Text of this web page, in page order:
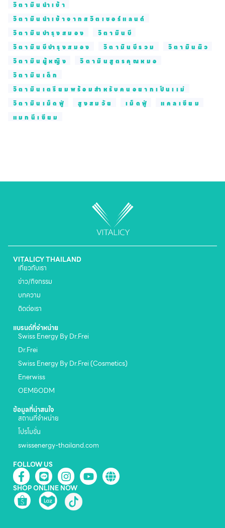
วิตามินนำเข้า
วิตามินนำเข้าจากสวิตเซอร์แลนด์
วิตามินบำรุงสมอง
วิตามินบี
วิตามินบีบำรุงสมอง
วิตามินบีรวม
วิตามินผิว
วิตามินผู้หญิง
วิตามินสูตรคุณหมอ
วิตามินเด็ก
วิตามินเตรียมพร้อมสำหรับคนอยากเป็นเเม่
วิตามินเม็ดฟู่
สูงสมวัย เม็ดฟู่
แคลเซียม
แมกนีเซียม
VITALICY THAILAND
เกี่ยวกับเรา
ข่าว/กิจกรรม
บทความ
ติดต่อเรา
แบรนด์ที่จำหน่าย
Swiss Energy By Dr.Frei
Dr.Frei
Swiss Energy By Dr.Frei (Cosmetics)
Enerwiss
OEM&ODM
ข้อมูลที่น่าสนใจ
สถานที่จำหน่าย
โปรโมขั่น
swissenergy-thailand.com
FOLLOW US
SHOP ONLINE NOW